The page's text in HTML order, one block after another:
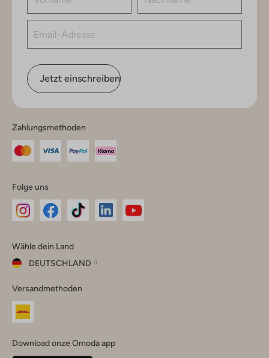
Jetzt einschreiben
Zahlungsmethoden
Folge uns
Instagram
Facebook
TikTok
Wähle dein Land
DEUTSCHLAND
dein
Land
Belgique(Français)
Versandmethoden
Download onze Omoda app